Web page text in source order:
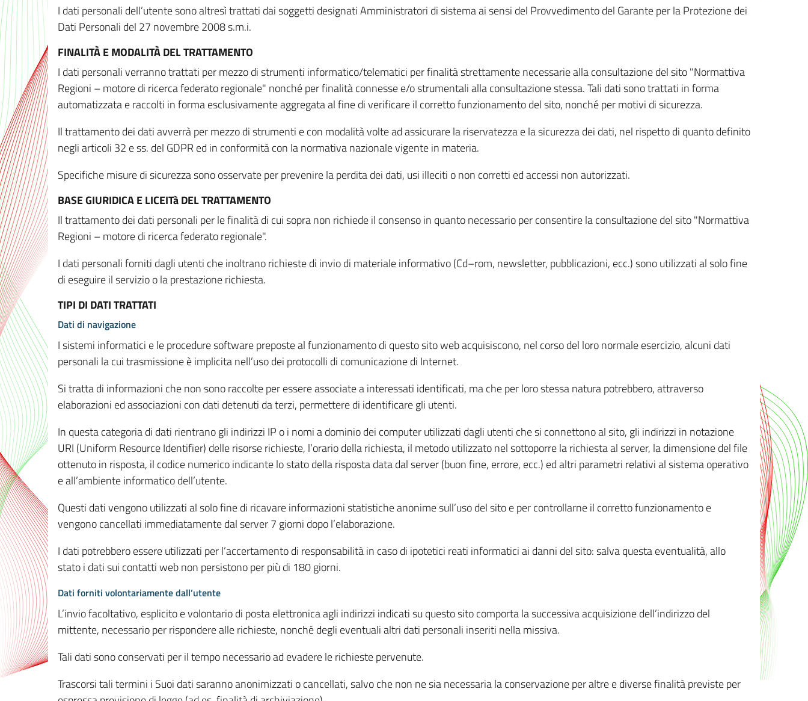
I dati personali dell’utente sono altresì trattati dai soggetti designati Amministratori di sistema ai sensi del Provvedimento del Garante per la Protezione dei
Dati Personali del 27 novembre 2008 s.m.i.
FINALITÀ E MODALITÀ DEL TRATTAMENTO
I dati personali verranno trattati per mezzo di strumenti informatico/telematici per finalità strettamente necessarie alla consultazione del sito "Normattiva
Regioni – motore di ricerca federato regionale" nonché per finalità connesse e/o strumentali alla consultazione stessa. Tali dati sono trattati in forma
automatizzata e raccolti in forma esclusivamente aggregata al fine di verificare il corretto funzionamento del sito, nonché per motivi di sicurezza.
Il trattamento dei dati avverrà per mezzo di strumenti e con modalità volte ad assicurare la riservatezza e la sicurezza dei dati, nel rispetto di quanto definito
negli articoli 32 e ss. del GDPR ed in conformità con la normativa nazionale vigente in materia.
Specifiche misure di sicurezza sono osservate per prevenire la perdita dei dati, usi illeciti o non corretti ed accessi non autorizzati.
BASE GIURIDICA E LICEITà DEL TRATTAMENTO
Il trattamento dei dati personali per le finalità di cui sopra non richiede il consenso in quanto necessario per consentire la consultazione del sito "Normattiva
Regioni – motore di ricerca federato regionale".
I dati personali forniti dagli utenti che inoltrano richieste di invio di materiale informativo (Cd–rom, newsletter, pubblicazioni, ecc.) sono utilizzati al solo fine
di eseguire il servizio o la prestazione richiesta.
TIPI DI DATI TRATTATI
Dati di navigazione
I sistemi informatici e le procedure software preposte al funzionamento di questo sito web acquisiscono, nel corso del loro normale esercizio, alcuni dati
personali la cui trasmissione è implicita nell’uso dei protocolli di comunicazione di Internet.
Si tratta di informazioni che non sono raccolte per essere associate a interessati identificati, ma che per loro stessa natura potrebbero, attraverso
elaborazioni ed associazioni con dati detenuti da terzi, permettere di identificare gli utenti.
In questa categoria di dati rientrano gli indirizzi IP o i nomi a dominio dei computer utilizzati dagli utenti che si connettono al sito, gli indirizzi in notazione
URI (Uniform Resource Identifier) delle risorse richieste, l’orario della richiesta, il metodo utilizzato nel sottoporre la richiesta al server, la dimensione del file
ottenuto in risposta, il codice numerico indicante lo stato della risposta data dal server (buon fine, errore, ecc.) ed altri parametri relativi al sistema operativo
e all’ambiente informatico dell’utente.
Questi dati vengono utilizzati al solo fine di ricavare informazioni statistiche anonime sull’uso del sito e per controllarne il corretto funzionamento e
vengono cancellati immediatamente dal server 7 giorni dopo l’elaborazione.
I dati potrebbero essere utilizzati per l’accertamento di responsabilità in caso di ipotetici reati informatici ai danni del sito: salva questa eventualità, allo
stato i dati sui contatti web non persistono per più di 180 giorni.
Dati forniti volontariamente dall’utente
L’invio facoltativo, esplicito e volontario di posta elettronica agli indirizzi indicati su questo sito comporta la successiva acquisizione dell’indirizzo del
mittente, necessario per rispondere alle richieste, nonché degli eventuali altri dati personali inseriti nella missiva.
Tali dati sono conservati per il tempo necessario ad evadere le richieste pervenute.
Trascorsi tali termini i Suoi dati saranno anonimizzati o cancellati, salvo che non ne sia necessaria la conservazione per altre e diverse finalità previste per